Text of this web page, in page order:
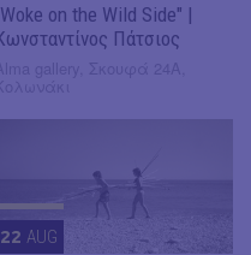
on the Wild Side" |
Πάτσιος
22 AUG